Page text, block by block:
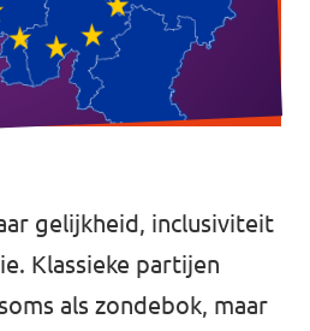
gelijkheid, inclusiviteit
Klassieke partijen
als zondebok, maar